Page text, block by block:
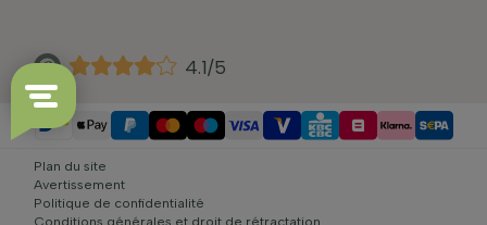
4.1/5
Plan du site
Avertissement
Politique de confidentialité
Conditions générales et droit de rétractation